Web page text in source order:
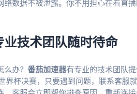
络数据不被泄露。你不用担心在看直
技术团队随时待命
办？ 番茄加速器有专业的技术团队
界杯决赛，只要遇到问题，联系客服